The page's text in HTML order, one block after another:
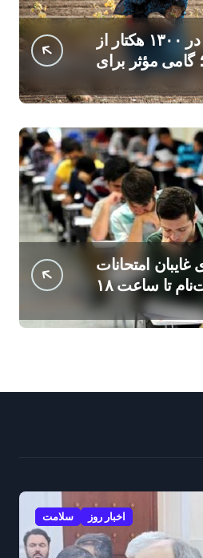
کشت چغندرقند در ۱۳۰۰ هکتار از
گامی مؤثر برای
درآمد کشاورزان
امتحانات
نهایی هرمزگان؛ ثبت‌نام تا ساعت ۱۸
امروز
اخبار روز سلامت